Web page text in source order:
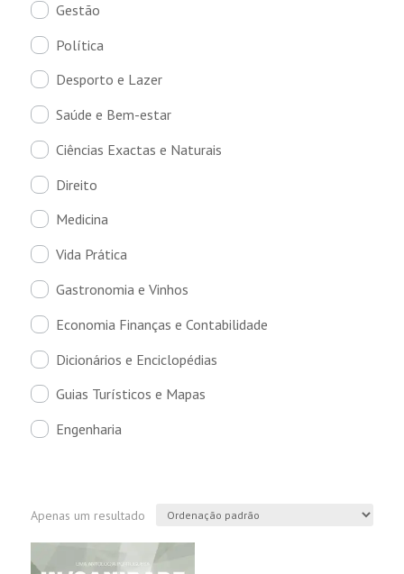
Gestão
Política
Desporto e Lazer
Saúde e Bem-estar
Ciências Exactas e Naturais
Direito
Medicina
Vida Prática
Gastronomia e Vinhos
Economia Finanças e Contabilidade
Dicionários e Enciclopédias
Guias Turísticos e Mapas
Engenharia
Apenas um resultado